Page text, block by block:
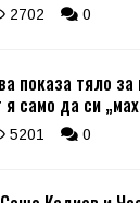
2702 0
показа тяло
само да си
5201 0